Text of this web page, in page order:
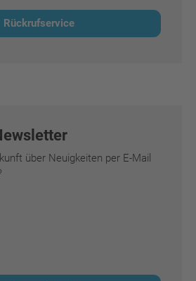
Rückrufservice
über Neuigkeiten per E-Mail